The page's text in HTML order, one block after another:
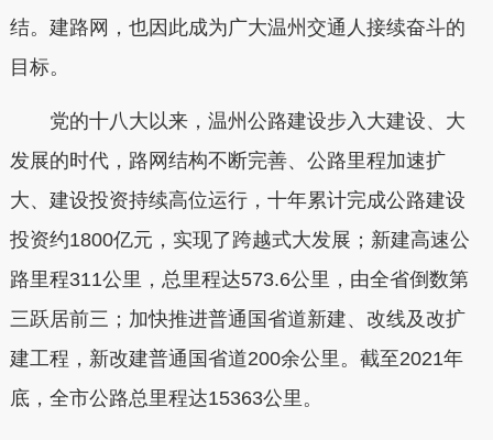
结。建路网，也因此成为广大温州交通人接续奋斗的
目标。
党的十八大以来，温州公路建设步入大建设、大
发展的时代，路网结构不断完善、公路里程加速扩
大、建设投资持续高位运行，十年累计完成公路建设
投资约1800亿元，实现了跨越式大发展；新建高速公
路里程311公里，总里程达573.6公里，由全省倒数第
三跃居前三；加快推进普通国省道新建、改线及改扩
建工程，新改建普通国省道200余公里。截至2021年
底，全市公路总里程达15363公里。